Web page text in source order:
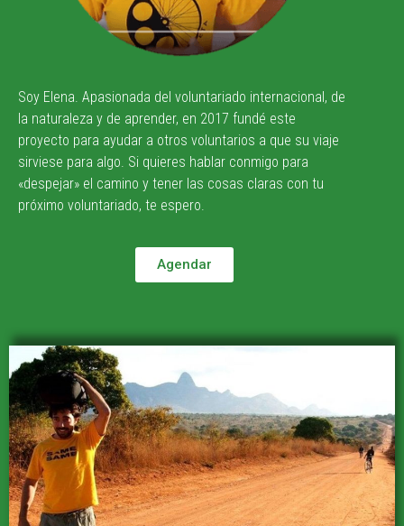
Soy Elena. Apasionada del voluntariado internacional, de
la naturaleza y de aprender, en 2017 fundé este
proyecto para ayudar a otros voluntarios a que su viaje
sirviese para algo. Si quieres hablar conmigo para
«despejar» el camino y tener las cosas claras con tu
próximo voluntariado, te espero.
Agendar